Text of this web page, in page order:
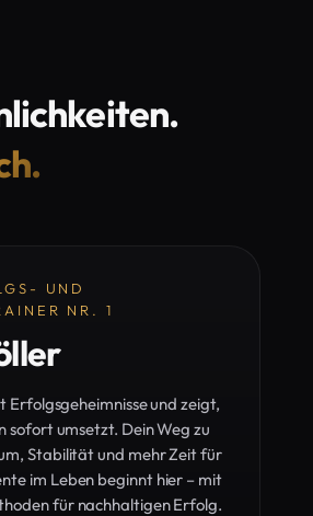
UND
NR. 1
Erfolgsgeheimnisse und zeigt,
sofort umsetzt. Dein Weg zu
Stabilität und mehr Zeit für
im Leben beginnt hier – mit
für nachhaltigen Erfolg.